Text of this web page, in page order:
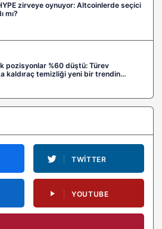
zirveye oynuyor: Altcoinlerde seçici
mı?
pozisyonlar %60 düştü: Türev
kaldıraç temizliği yeni bir trendin
TWITTER
YOUTUBE